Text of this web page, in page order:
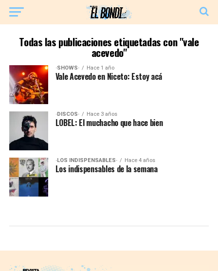
Todas las publicaciones etiquetadas con "vale
acevedo"
·SHOWS· Hace 1 año
Vale Acevedo en Niceto: Estoy acá
·DISCOS· Hace 3 años
LOBEL: El muchacho que hace bien
·LOS INDISPENSABLES· Hace 4 años
Los indispensables de la semana